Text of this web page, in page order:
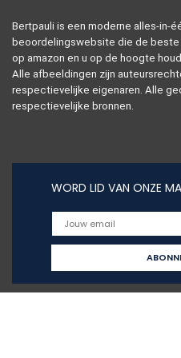
Bertpauli is een moderne alles-in-
beoordelingswebsite die de
op amazon en u op de hoogte
Alle afbeeldingen zijn
respectievelijke eigenaren. Alle
respectievelijke bronnen.
WORD LID VAN ONZE